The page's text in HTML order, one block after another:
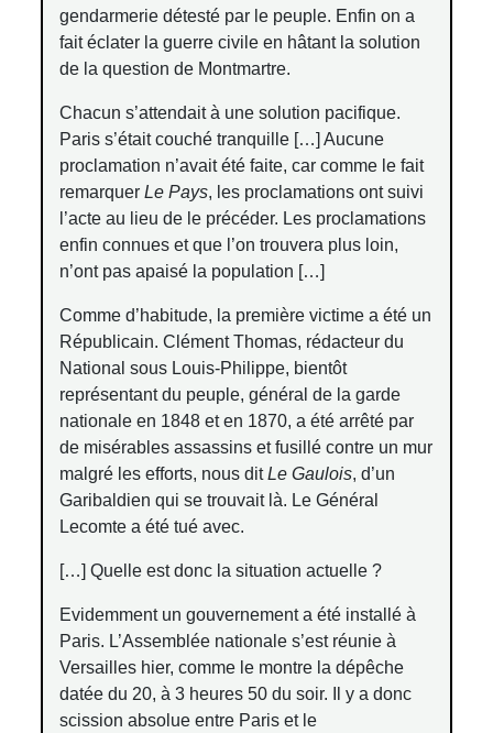
gendarmerie détesté par le peuple. Enfin on a
fait éclater la guerre civile en hâtant la solution
de la question de Montmartre.
Chacun s’attendait à une solution pacifique.
Paris s’était couché tranquille […] Aucune
proclamation n’avait été faite, car comme le fait
remarquerLe Pays, les proclamations ont suivi
l’acte au lieu de le précéder. Les proclamations
enfin connues et que l’on trouvera plus loin,
n’ont pas apaisé la population […]
Comme d’habitude, la première victime a été un
Républicain. Clément Thomas, rédacteur du
National sous Louis-Philippe, bientôt
représentant du peuple, général de la garde
nationale en 1848 et en 1870, a été arrêté par
de misérables assassins et fusillé contre un mur
malgré les efforts, nous ditLe Gaulois, d’un
Garibaldien qui se trouvait là. Le Général
Lecomte a été tué avec.
[…] Quelle est donc la situation actuelle ?
Evidemment un gouvernement a été installé à
Paris. L’Assemblée nationale s’est réunie à
Versailles hier, comme le montre la dépêche
datée du 20, à 3 heures 50 du soir. Il y a donc
scission absolue entre Paris et le